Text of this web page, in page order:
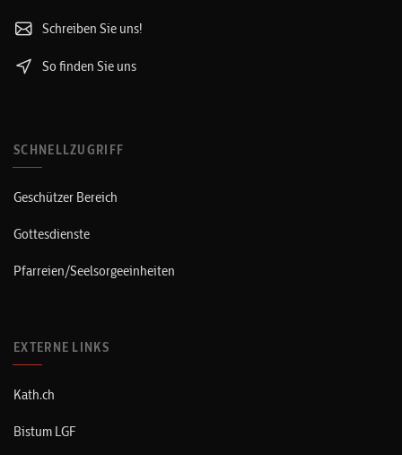
Schreiben Sie uns!
So finden Sie uns
SCHNELLZUGRIFF
Geschützer Bereich
Gottesdienste
Pfarreien/Seelsorgeeinheiten
EXTERNE LINKS
Kath.ch
Bistum LGF